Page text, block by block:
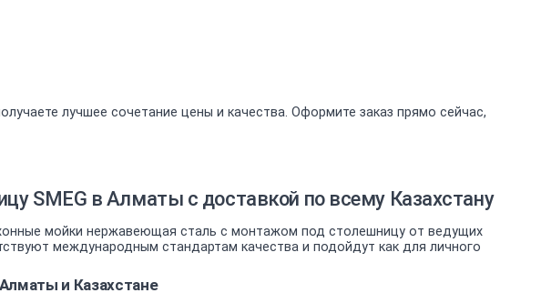
лучшее сочетание цены и качества. Оформите заказ прямо сейчас,
SMEG в Алматы с доставкой по всему Казахстану
мойки нержавеющая сталь с монтажом под столешницу от ведущих
международным стандартам качества и подойдут как для личного
и Казахстане